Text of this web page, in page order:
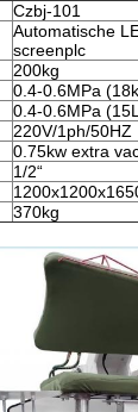
Czbj-101
Automatische
screenplc
200kg
0.4-0.6MPa
0.4-0.6MPa
220V/1ph/50HZ
0.75kw extra
1/2“
370kg